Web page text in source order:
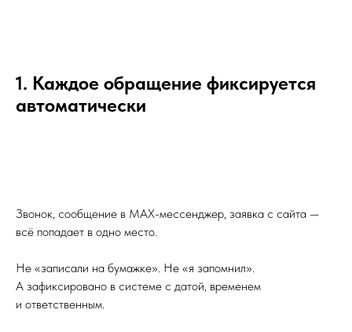
1. Каждое обращение фиксируется
автоматически
Звонок, сообщение в MAX-мессенджер, заявка с сайта —
всё попадает в одно место.
Не «записали на бумажке». Не «я запомнил».
А зафиксировано в системе с датой, временем
и ответственным.